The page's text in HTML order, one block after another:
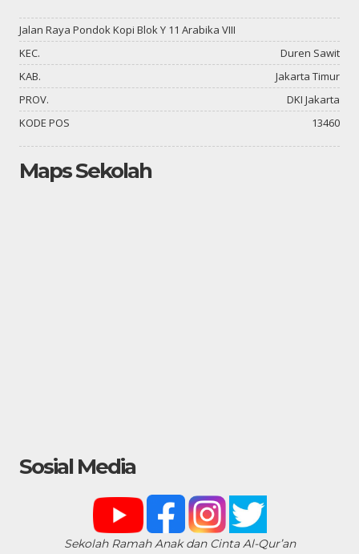
Jalan Raya Pondok Kopi Blok Y 11 Arabika VIII
KEC.
Duren Sawit
KAB.
Jakarta Timur
PROV.
DKI Jakarta
KODE POS
13460
Maps Sekolah
Sosial Media
Sekolah Ramah Anak dan Cinta Al-Qur’an